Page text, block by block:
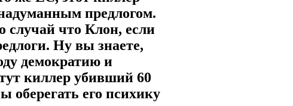
предлогом.
случай что Клон, если
Ну вы знаете,
демократию и
киллер убивший 60
оберегать его психику